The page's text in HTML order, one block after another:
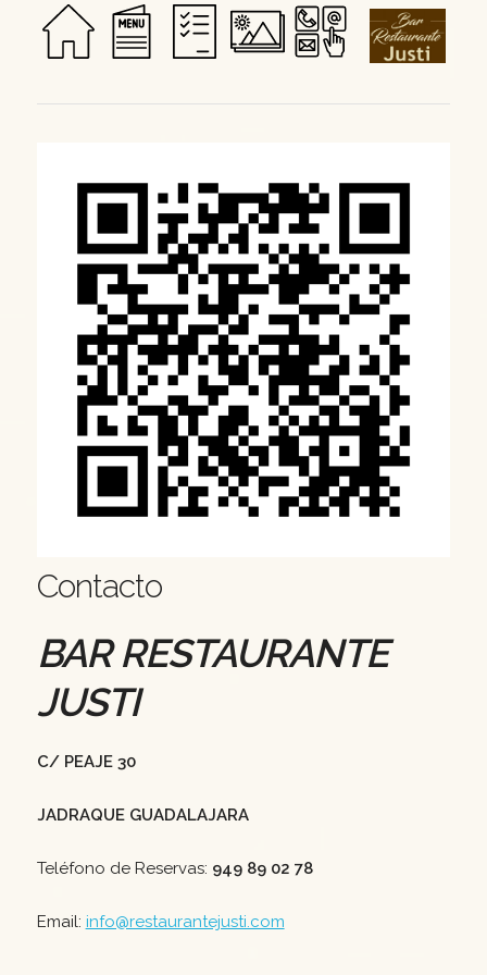
Contacto
BAR RESTAURANTE
JUSTI
C/ PEAJE 30
JADRAQUE GUADALAJARA
Teléfono de Reservas: 949 89 02 78
Email: info@restaurantejusti.com